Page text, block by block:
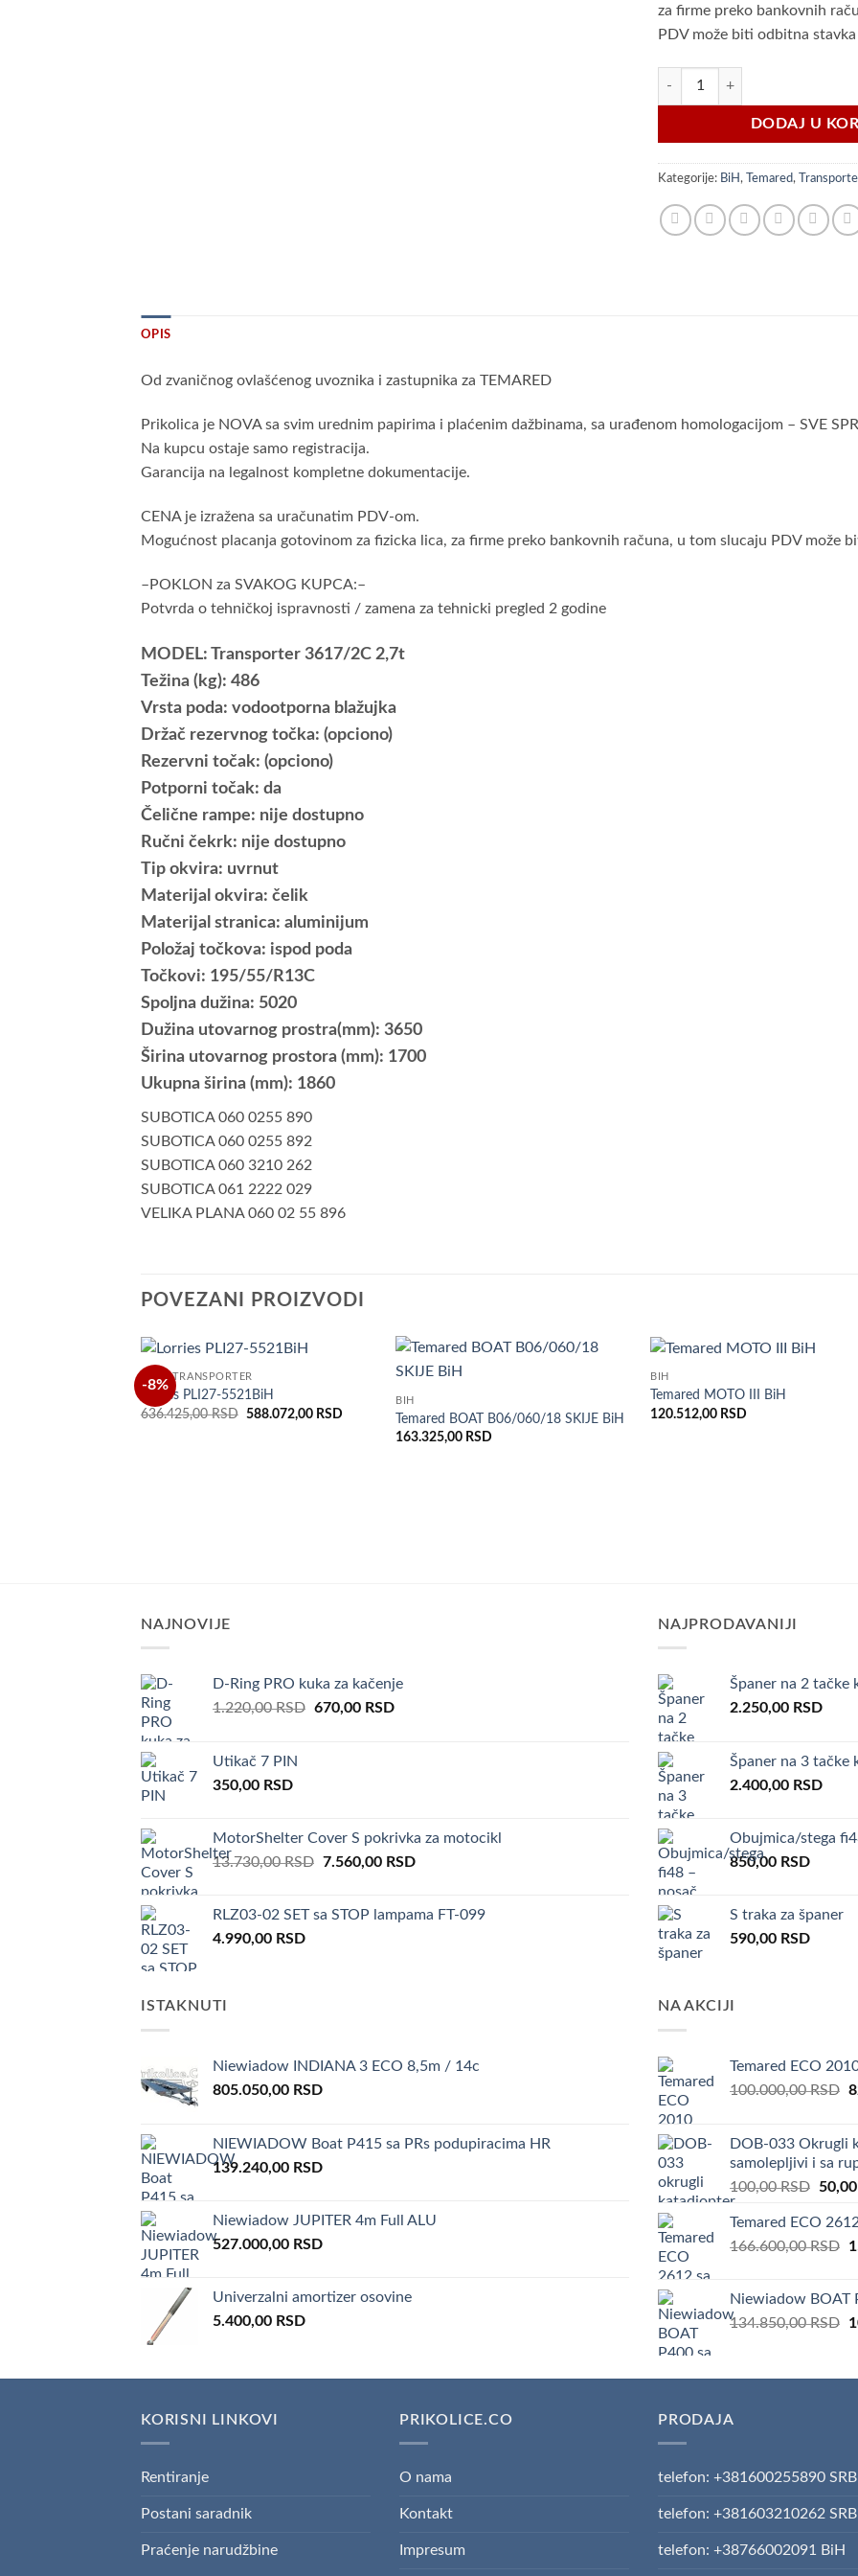
za firme preko bankovnih
PDV može biti odbitna stavka
Temared TRANSPORTER 3617/2
DODAJ U
Kategorije: BiH , Temared,
OPIS
Od zvaničnog ovlašćenog uvoznika i zastupnika za TEMARED
Prikolica je NOVA sa svim urednim papirima i plaćenim dažbinama, sa urađenom homologacijom – SVE
Na kupcu ostaje samo registracija.
Garancija na legalnost kompletne dokumentacije.
CENA je izražena sa uračunatim PDV-om.
Mogućnost placanja gotovinom za fizicka lica, za firme preko bankovnih računa, u tom slucaju PDV može
–POKLON za SVAKOG KUPCA:–
Potvrda o tehničkoj ispravnosti / zamena za tehnicki pregled 2 godine
MODEL: Transporter 3617/2C 2,7t
Težina (kg): 486
Vrsta poda: vodootporna blažujka
Držač rezervnog točka: (opciono)
Rezervni točak: (opciono)
Potporni točak: da
Čelične rampe: nije dostupno
Ručni čekrk: nije dostupno
Tip okvira: uvrnut
Materijal okvira: čelik
Materijal stranica: aluminijum
Položaj točkova: ispod poda
Točkovi: 195/55/R13C
Spoljna dužina: 5020
Dužina utovarnog prostra(mm): 3650
Širina utovarnog prostora (mm): 1700
Ukupna širina (mm): 1860
SUBOTICA 060 0255 890
SUBOTICA 060 0255 892
SUBOTICA 060 3210 262
SUBOTICA 061 2222 029
VELIKA PLANA 060 02 55 896
POVEZANI PROIZVODI
-8%
želja
AUTOTRANSPORTER
Lorries PLI27-5521BiH
636.425,00RSD
Original
588.072,00 RSD
želja
BIH
Temared BOAT B06/060/18 SKIJE BiH
163.325,00 RSD
BIH
Temared MOTO III BiH
120.512,00 RSD
NAJNOVIJE
D-Ring PRO kuka za kačenje
1.220,00RSD Original
670,00 RSDCurrent
Utikač 7 PIN
350,00 RSD
MotorShelter Cover S pokrivka za motocikl
13.730,00RSD Original
13.730,00 RSD.
7.560,00 RSDCurrent
7.560,00 RSD.
RLZ03-02 SET sa STOP lampama FT-099
4.990,00 RSD
NAJPRODAVANIJI
Španer na 2 tačke
2.250,00 RSD
Španer na 3 tačke
2.400,00 RSD
Obujmica/stega
850,00 RSD
S traka za španer
590,00 RSD
ISTAKNUTI
Niewiadow INDIANA 3 ECO 8,5m / 14c
805.050,00 RSD
NIEWIADOW Boat P415 sa PRs podupiracima HR
139.240,00 RSD
Niewiadow JUPITER 4m Full ALU
527.000,00 RSD
Univerzalni amortizer osovine
5.400,00 RSD
NA AKCIJI
Temared ECO
100.000,00RSD
DOB-033 Okrugli
samolepljivi i sa
100,00RSD
was:
50,00
Temared ECO
166.600,00RSD
Niewiadow BOAT
134.850,00RSD
KORISNI LINKOVI
Rentiranje
Postani saradnik
Praćenje narudžbine
PRIKOLICE.CO
O nama
Kontakt
Impresum
PRODAJA
telefon: +381600255890 SRB
telefon: +381603210262 SRB
telefon: +38766002091 BiH